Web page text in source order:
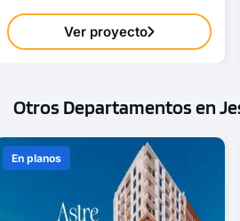
Ver proyecto
Otros Departamentos en
En planos